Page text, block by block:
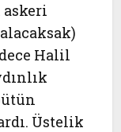
Halil
Üstelik